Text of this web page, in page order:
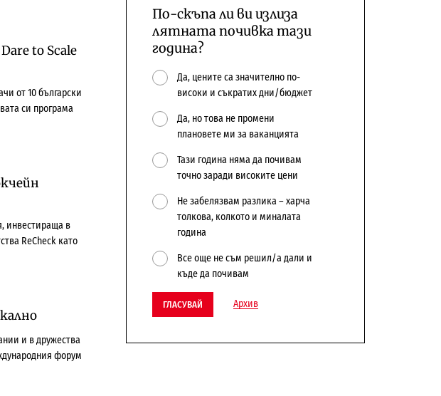
to Scale
от 10 български
си програма
инвестираща в
ReCheck като
и в дружества
форум
По-скъпа ли ви излиза
лятната почивка тази
година?
Да, цените са значително по-
високи и съкратих дни/бюджет
Да, но това не промени
плановете ми за ваканцията
Тази година няма да почивам
точно заради високите цени
Не забелязвам разлика – харча
толкова, колкото и миналата
година
Все още не съм решил/а дали и
къде да почивам
ГЛАСУВАЙ Архив